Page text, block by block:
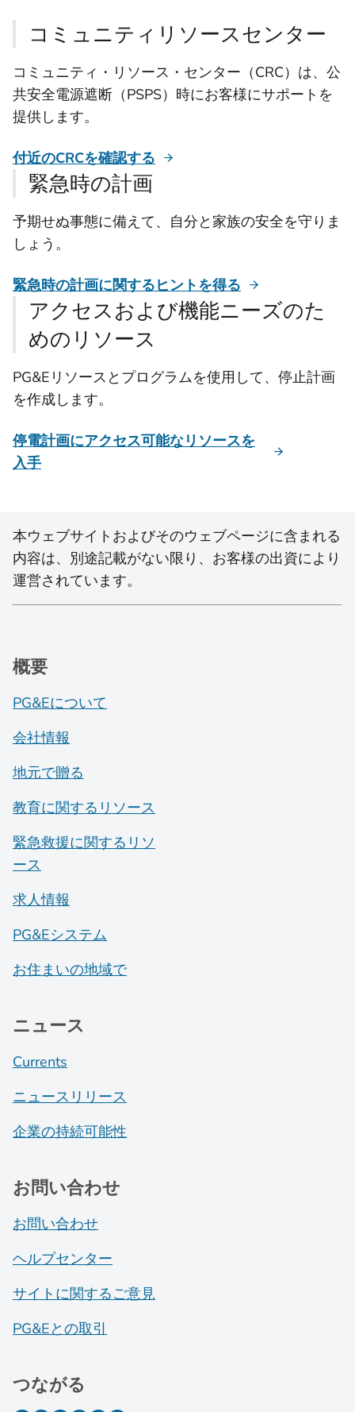
コミュニティリソースセンター
コミュニティ・リソース・センター（CRC）は、公
共安全電源遮断（PSPS）時にお客様にサポートを
提供します。
付近のCRCを確認する
緊急時の計画
予期せぬ事態に備えて、自分と家族の安全を守りま
しょう。
緊急時の計画に関するヒントを得る
アクセスおよび機能ニーズのた
めのリソース
PG&Eリソースとプログラムを使用して、停止計画
を作成します。
停電計画にアクセス可能なリソースを
入手
本ウェブサイトおよびそのウェブページに含まれる
内容は、別途記載がない限り、お客様の出資により
運営されています。
概要
PG&Eについて
会社情報
地元で贈る
教育に関するリソース
緊急救援に関するリソ
ース
求人情報
PG&Eシステム
お住まいの地域で
ニュース
Currents
ニュースリリース
企業の持続可能性
お問い合わせ
お問い合わせ
ヘルプセンター
サイトに関するご意見
PG&Eとの取引
つながる